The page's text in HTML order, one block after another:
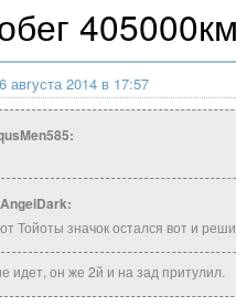
августа 2014 в 17:57
AngelDark:
от Тойоты значок остался вот и
идет, он же 2й и на зад притулил.